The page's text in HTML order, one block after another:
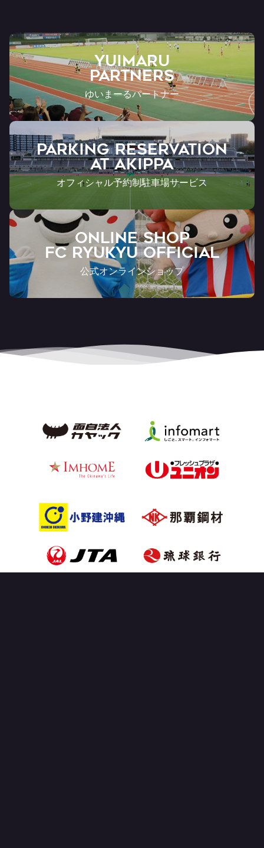
YUIMARU
Partners
ゆいまーるパートナー
PARKING RESERVATION
AT Akippa
オフィシャル予約制駐車場サービス
ONLINE SHOP
FC RYUKYU OFFICIAL
公式オンラインショップ